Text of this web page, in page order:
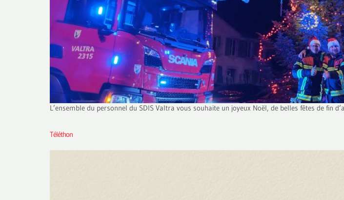
L’ensemble du personnel du SDIS Valtra vous souhaite un joyeux Noël, de belles fêtes de
Téléthon